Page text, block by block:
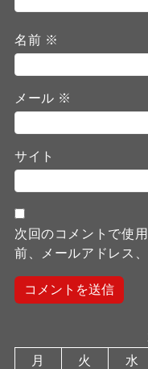
名前 ※
メール ※
サイト
次回のコメントで使
前、メールアドレス
月
火 水